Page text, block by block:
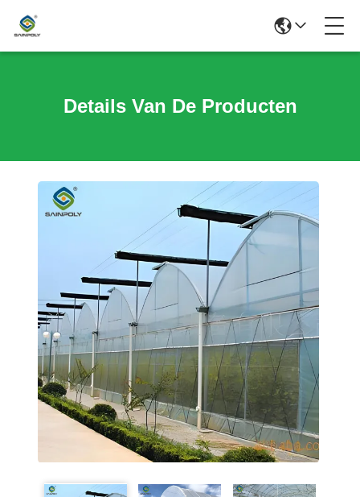
Details Van De Producten